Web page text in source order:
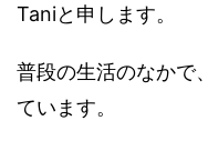
Taniと申します。
普段の生活のなかで
ています。